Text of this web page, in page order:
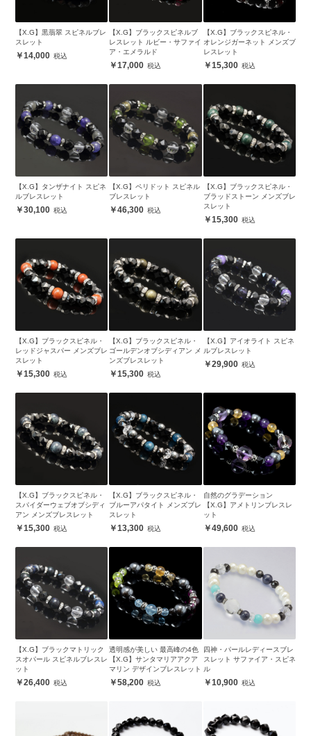
【X.G】黒翡翠 スピネルブレ
スレット
14,000
【X.G】ブラックスピネルブ
レスレット ルビー・サファイ
ア・エメラルド
17,000
【X.G】ブラックスピネル・
オレンジガーネット メンズブ
レスレット
15,300
【X.G】タンザナイト スピネ
ルブレスレット
30,100
【X.G】ペリドット スピネル
ブレスレット
46,300
【X.G】ブラックスピネル・
ブラッドストーン メンズブレ
スレット
15,300
【X.G】ブラックスピネル・
レッドジャスパー メンズブレ
スレット
15,300
【X.G】ブラックスピネル・
ゴールデンオブシディアン メ
ンズブレスレット
15,300
【X.G】アイオライト スピネ
ルブレスレット
29,900
【X.G】ブラックスピネル・
スパイダーウェブオブシディ
アン メンズブレスレット
15,300
【X.G】ブラックスピネル・
ブルーアパタイト メンズブレ
スレット
13,300
自然のグラデーション
【X.G】アメトリンブレスレ
ット
49,600
【X.G】ブラックマトリック
スオパール スピネルブレスレ
ット
26,400
透明感が美しい 最高峰の4色
【X.G】サンタマリアアクア
マリン デザインブレスレット
58,200
四神・パールレディースブレ
スレット サファイア・スピネ
ル
10,900